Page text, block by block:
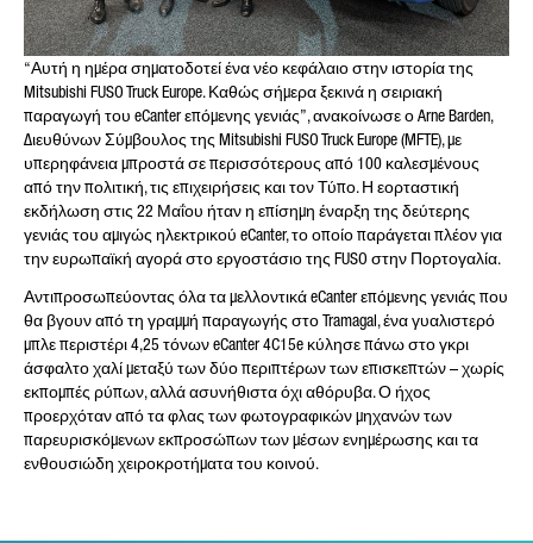
* Υποχρεωτικό πεδίο
Η επεξεργασία, η αποθήκευση και η χρήση των
δεδομένων σας γίνεται με ιδιαίτερη προσοχή
ακολουθώντας τις νομοθετικές διατάξεις για την
προστασία των δεδομένων, με βάση τη συγκατάθεσή
σας και μόνο για την επεξεργασία του αιτήματός
σας. Για περισσότερες λεπτομέρειες σχετικά με την
επεξεργασία των προσωπικών σας δεδομένων από
πληροφορίες σχετικά με τα δικαιώματά σας,
ανατρέξτε στη ιστοσελίδα μας με τίτλο για την
προστασία δεδομένων.Πληροφορίες προστασίας
δεδομένων
“Αυτή η ημέρα σηματοδοτεί ένα νέο κεφάλαιο στην ιστορία της
Mitsubishi FUSO Truck Europe. Καθώς σήμερα ξεκινά η σειριακή
παραγωγή του eCanter επόμενης γενιάς”, ανακοίνωσε ο Arne Barden,
Διευθύνων Σύμβουλος της Mitsubishi FUSO Truck Europe (MFTE), με
υπερηφάνεια μπροστά σε περισσότερους από 100 καλεσμένους
από την πολιτική, τις επιχειρήσεις και τον Τύπο. Η εορταστική
εκδήλωση στις 22 Μαΐου ήταν η επίσημη έναρξη της δεύτερης
γενιάς του αμιγώς ηλεκτρικού eCanter, το οποίο παράγεται πλέον για
την ευρωπαϊκή αγορά στο εργοστάσιο της FUSO στην Πορτογαλία.
Αντιπροσωπεύοντας όλα τα μελλοντικά eCanter επόμενης γενιάς που
θα βγουν από τη γραμμή παραγωγής στο Tramagal, ένα γυαλιστερό
μπλε περιστέρι 4,25 τόνων eCanter 4C15e κύλησε πάνω στο γκρι
άσφαλτο χαλί μεταξύ των δύο περιπτέρων των επισκεπτών – χωρίς
εκπομπές ρύπων, αλλά ασυνήθιστα όχι αθόρυβα. Ο ήχος
προερχόταν από τα φλας των φωτογραφικών μηχανών των
παρευρισκόμενων εκπροσώπων των μέσων ενημέρωσης και τα
ενθουσιώδη χειροκροτήματα του κοινού.